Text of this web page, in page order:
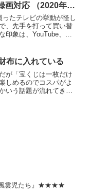
画対応 （2020年モ
たテレビの挙動が怪し
、先手を打って買い替
象は、YouTube、
。Fire T...
布に入れている
が「宝くじは一枚だけ
しめるのでコスパがよ
いう話題が流れてきた
風雲児たち』★★★★